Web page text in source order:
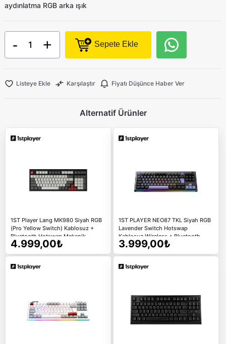
aydınlatma RGB arka ışık
- + Sepete Ekle
Listeye Ekle Karşılaştır Fiyatı Düşünce Haber Ver
Alternatif Ürünler
1ST Player Lang MK980 Siyah RGB
(Pro Yellow Switch) Kablosuz +
Bluetooth Hotswap Mekanik
Oyuncu Klavyesi
4.999,00₺
1ST PLAYER NEO87 TKL Siyah RGB
Lavender Switch Hotswap
Kablosuz Wireless + Bluetooth
Türkçe Mekanik Oyuncu Klavyesi
3.999,00₺